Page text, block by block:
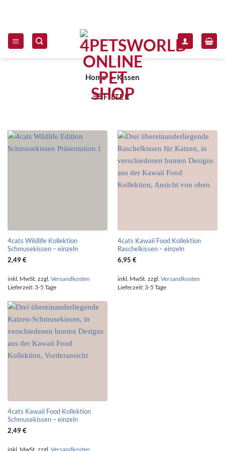
Home » Kissen
FILTER
4cats Wildlife Kollektion
Schmusekissen – einzeln
2,49€
inkl. MwSt. zzgl. Versandkosten
Lieferzeit: 3-5 Tage
4cats Kawaii Food Kollektion
Raschelkissen – einzeln
6,95 €
inkl. MwSt. zzgl. Versandkosten
Lieferzeit: 3-5 Tage
4cats Kawaii Food Kollektion
Schmusekissen – einzeln
2,49€
inkl. MwSt. zzgl. Versandkosten